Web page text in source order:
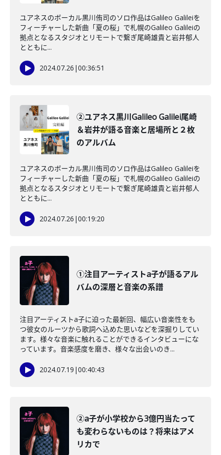
ユアネスのボーカル黒川侑司のソロ作品はGalileo Galileiを
フィーチャーした新曲「夏の桜」で札幌のGalileo Galileiの
拠点となるスタジオとリモートで繋ぎ尾崎雄貴と岩井郁人
とともに...
2024.07.26 |00:36:51
②ユアネス黒川Galileo Galilei尾崎
＆岩井が語る音楽と居場所と２枚
のアルバム
ユアネスのボーカル黒川侑司のソロ作品はGalileo Galileiを
フィーチャーした新曲「夏の桜」で札幌のGalileo Galileiの
拠点となるスタジオとリモートで繋ぎ尾崎雄貴と岩井郁人
とともに...
2024.07.26 |00:19:20
①注目アーティストa子が語るアル
バムの深層と音楽の系譜
注目アーティストa子に迫った最新回、幅広い音楽性をも
つ彼女のルーツから歌詞へ込めた思いなどを深掘りしてい
ます。様々な音楽に触れることができるインタビューにな
っています。音楽感度を磨き、様々な出会いのき...
2024.07.19 |00:40:43
②a子が小学校から3億円当たって
も変わらないものは？将来はアメ
リカで